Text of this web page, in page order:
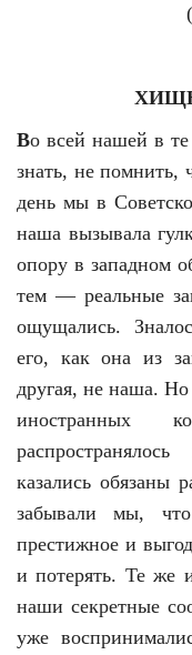
Во всей нашей в
знать, не помнить,
день мы в
наша вызывала
опору в западном
тем — реальные
ощущались.
его, как она из
другая, не наша.
иностранных
казались обязаны
забывали мы,
престижное и
и потерять. Те же
наши секретные
уже